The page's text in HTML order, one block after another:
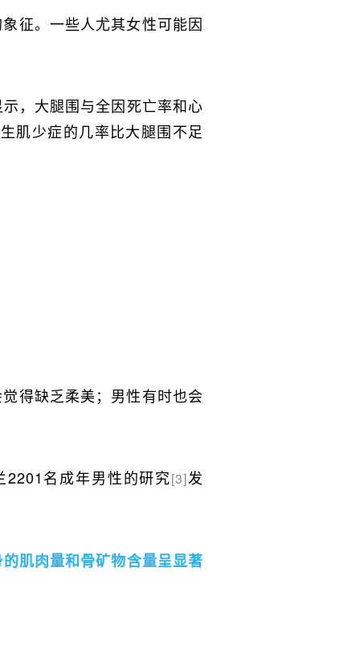
征。一些人尤其女性可能因
示，大腿围与全因死亡率和心
肌少症的几率比大腿围不足
得缺乏柔美；男性有时也会
名成年男性的研究[3]发
肌肉量和骨矿物含量呈显著